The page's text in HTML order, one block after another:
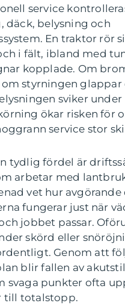
service
däck, belysning och
En traktor rör
i fält, ibland med
kopplade. Om
styrningen glappar
sviker under
ökar risken för
service stor
tydlig fördel är
arbetar med
vet hur avgörande
fungerar just när
jobbet passar.
skörd eller
Genom att
blir fallen av
svaga punkter ofta
till totalstopp.